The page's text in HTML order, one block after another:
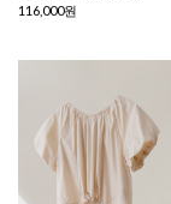
116,000원